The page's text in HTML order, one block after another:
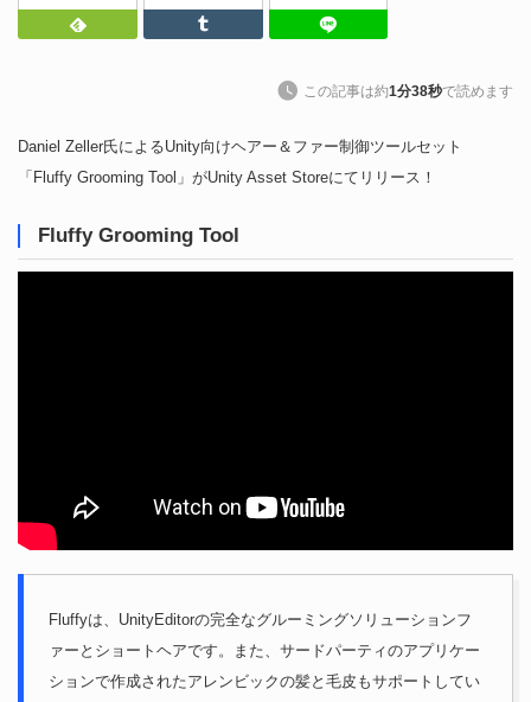
Feedly Tumblr
この記事は約1分38秒で読めます
Daniel Zeller氏によるUnity向けヘアー＆ファー制御ツールセット
「Fluffy Grooming Tool」がUnity Asset Storeにてリリース！
Fluffy Grooming Tool
Fluffyは、UnityEditorの完全なグルーミングソリューションフ
ァーとショートヘアです。また、サードパーティのアプリケー
ションで作成されたアレンビックの髪と毛皮もサポートしてい